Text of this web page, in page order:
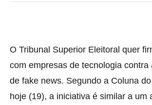
O Tribunal Superior Eleitoral quer
com empresas de tecnologia contra
de fake news. Segundo a Coluna
hoje (19), a iniciativa é similar a um